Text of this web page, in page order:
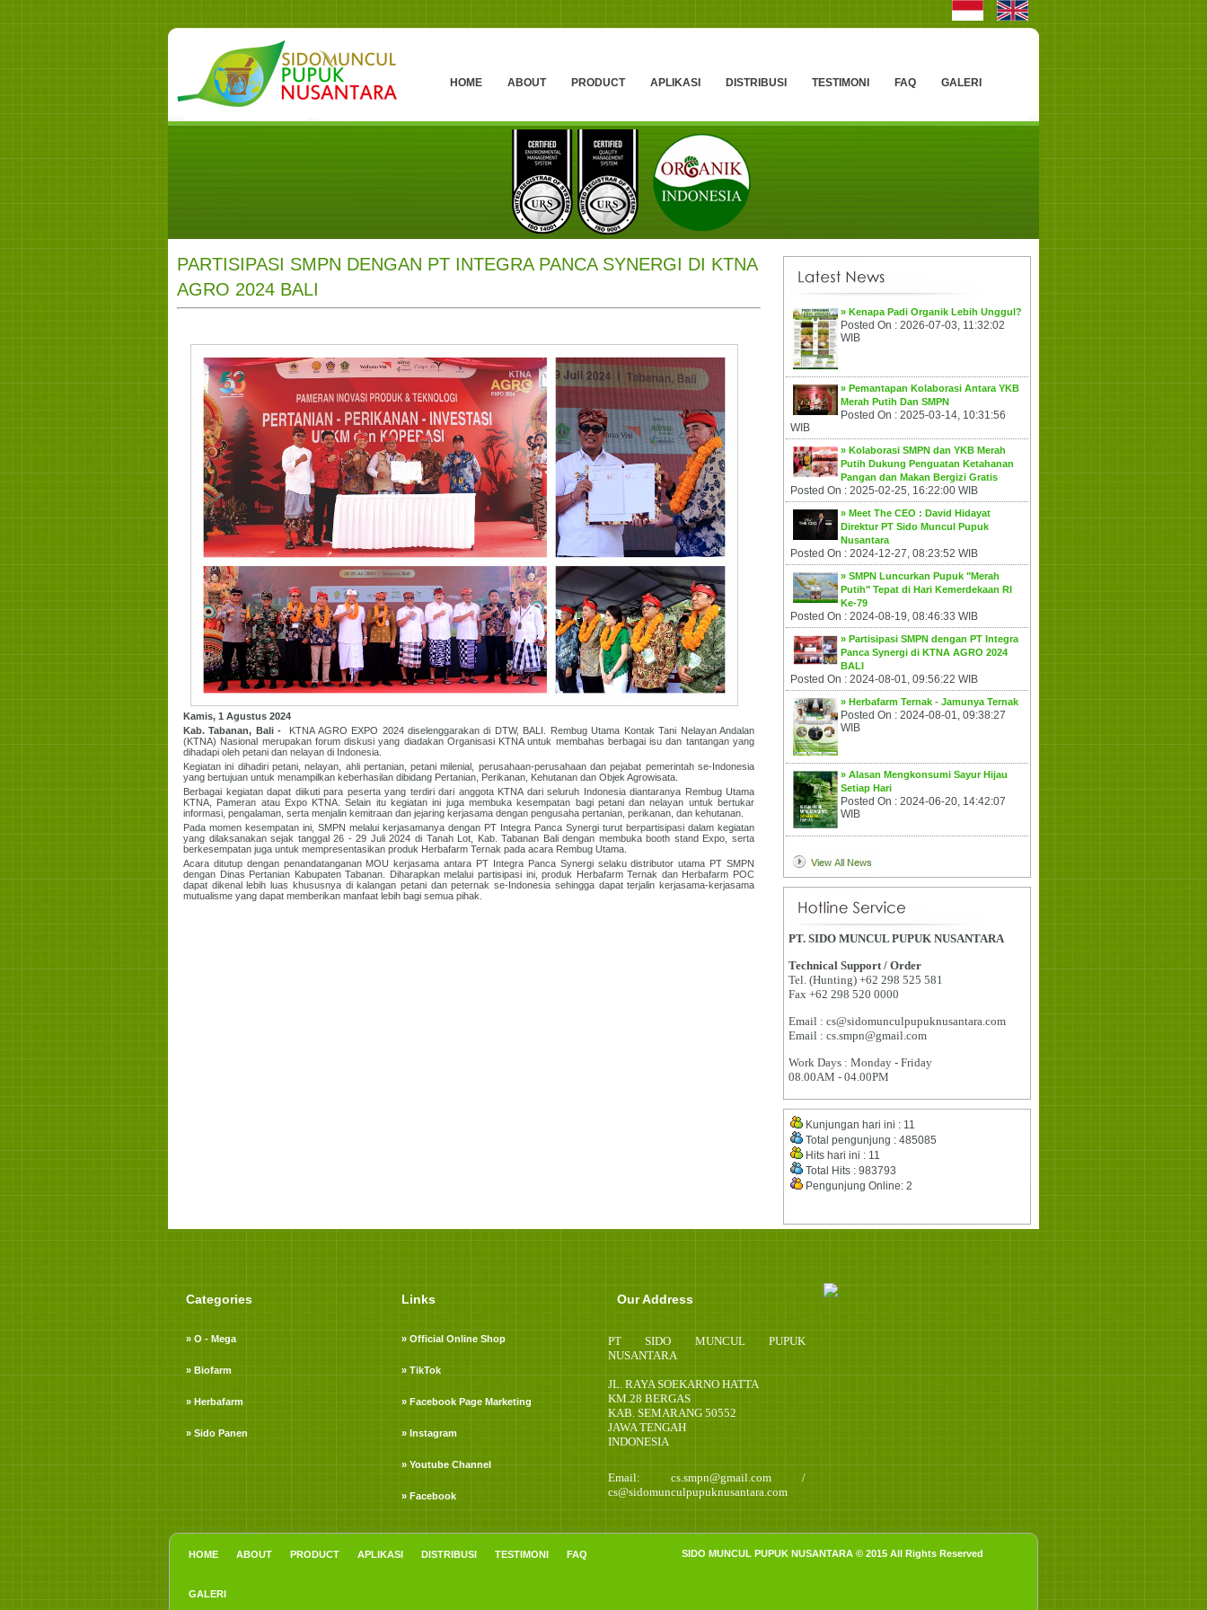
HOME ABOUT PRODUCT APLIKASI DISTRIBUSI TESTIMONI FAQ GALERI
PARTISIPASI SMPN DENGAN PT INTEGRA PANCA SYNERGI DI KTNA
AGRO 2024 BALI
Kamis, 1 Agustus 2024
Kab. Tabanan, Bali - KTNA AGRO EXPO 2024 diselenggarakan di DTW, BALI. Rembug Utama Kontak Tani Nelayan Andalan
(KTNA) Nasional merupakan forum diskusi yang diadakan Organisasi KTNA untuk membahas berbagai isu dan tantangan yang
dihadapi oleh petani dan nelayan di Indonesia.
Kegiatan ini dihadiri petani, nelayan, ahli pertanian, petani milenial, perusahaan-perusahaan dan pejabat pemerintah se-Indonesia
yang bertujuan untuk menampilkan keberhasilan dibidang Pertanian, Perikanan, Kehutanan dan Objek Agrowisata.
Berbagai kegiatan dapat diikuti para peserta yang terdiri dari anggota KTNA dari seluruh Indonesia diantaranya Rembug Utama
KTNA, Pameran atau Expo KTNA. Selain itu kegiatan ini juga membuka kesempatan bagi petani dan nelayan untuk bertukar
informasi, pengalaman, serta menjalin kemitraan dan jejaring kerjasama dengan pengusaha pertanian, perikanan, dan kehutanan.
Pada momen kesempatan ini, SMPN melalui kerjasamanya dengan PT Integra Panca Synergi turut berpartisipasi dalam kegiatan
yang dilaksanakan sejak tanggal 26 - 29 Juli 2024 di Tanah Lot, Kab. Tabanan Bali dengan membuka booth stand Expo, serta
berkesempatan juga untuk mempresentasikan produk Herbafarm Ternak pada acara Rembug Utama.
Acara ditutup dengan penandatanganan MOU kerjasama antara PT Integra Panca Synergi selaku distributor utama PT SMPN
dengan Dinas Pertanian Kabupaten Tabanan. Diharapkan melalui partisipasi ini, produk Herbafarm Ternak dan Herbafarm POC
dapat dikenal lebih luas khususnya di kalangan petani dan peternak se-Indonesia sehingga dapat terjalin kerjasama-kerjasama
mutualisme yang dapat memberikan manfaat lebih bagi semua pihak.
» Kenapa Padi Organik Lebih Unggul?
Posted On : 2026-07-03, 11:32:02
WIB
» Pemantapan Kolaborasi Antara YKB
Merah Putih Dan SMPN
Posted On : 2025-03-14, 10:31:56
WIB
» Kolaborasi SMPN dan YKB Merah
Putih Dukung Penguatan Ketahanan
Pangan dan Makan Bergizi Gratis
Posted On : 2025-02-25, 16:22:00 WIB
» Meet The CEO : David Hidayat
Direktur PT Sido Muncul Pupuk
Nusantara
Posted On : 2024-12-27, 08:23:52 WIB
» SMPN Luncurkan Pupuk "Merah
Putih" Tepat di Hari Kemerdekaan RI
Ke-79
Posted On : 2024-08-19, 08:46:33 WIB
» Partisipasi SMPN dengan PT Integra
Panca Synergi di KTNA AGRO 2024
BALI
Posted On : 2024-08-01, 09:56:22 WIB
» Herbafarm Ternak - Jamunya Ternak
Posted On : 2024-08-01, 09:38:27
WIB
» Alasan Mengkonsumi Sayur Hijau
Setiap Hari
Posted On : 2024-06-20, 14:42:07
WIB
PT. SIDO MUNCUL PUPUK NUSANTARA
Technical Support / Order
Tel. (Hunting) +62 298 525 581
Fax +62 298 520 0000
Email : cs@sidomunculpupuknusantara.com
Email : cs.smpn@gmail.com
Work Days : Monday - Friday
08.00AM - 04.00PM
Kunjungan hari ini : 11
Total pengunjung : 485085
Hits hari ini : 11
Total Hits : 983793
Pengunjung Online: 2
Categories
» O - Mega
» Biofarm
» Herbafarm
» Sido Panen
Links
» Official Online Shop
» TikTok
» Facebook Page Marketing
» Instagram
» Youtube Channel
» Facebook
Our Address
PT SIDO MUNCUL PUPUK
NUSANTARA
JL. RAYA SOEKARNO HATTA
KM.28 BERGAS
KAB. SEMARANG 50552
JAWA TENGAH
INDONESIA
Email: cs.smpn@gmail.com /
cs@sidomunculpupuknusantara.com
HOME ABOUT PRODUCT APLIKASI DISTRIBUSI TESTIMONI FAQ
GALERI
SIDO MUNCUL PUPUK NUSANTARA © 2015 All Rights Reserved